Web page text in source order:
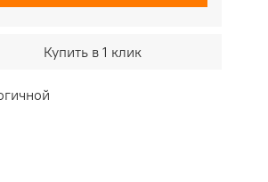
Купить в 1 клик